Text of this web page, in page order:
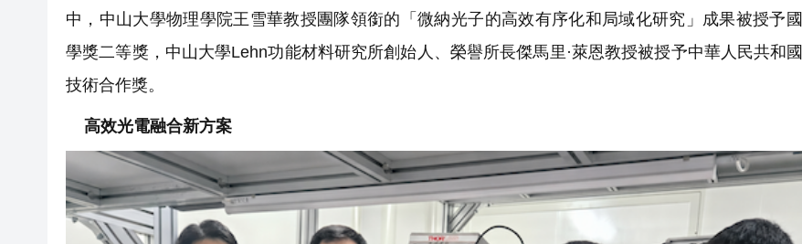
中，中山大學物理學院王雪華教授團隊領銜的「微納光子的高效有序化和局域化研究」成果被授予
學獎二等獎，中山大學Lehn功能材料研究所創始人、榮譽所長傑馬里·萊恩教授被授予中華人民共和
技術合作獎。
高效光電融合新方案